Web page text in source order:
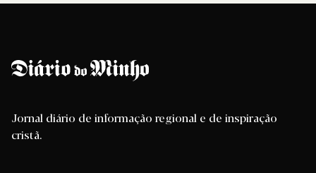
Jornal diário de informação regional e de inspiração
cristã.